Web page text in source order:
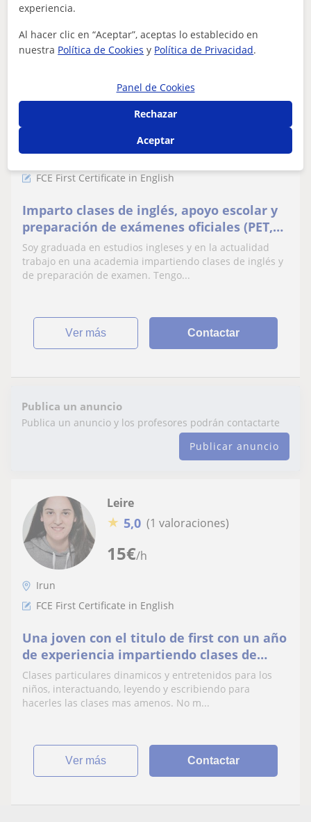
15€/h 1ª clase gratis
Irun
FCE First Certificate in English
Imparto clases de inglés, apoyo escolar y
preparación de exámenes oficiales (PET,
FCE, CAE...)
Soy graduada en estudios ingleses y en la actualidad
trabajo en una academia impartiendo clases de inglés y
de preparación de examen. Tengo...
ver más Contactar
Publica un anuncio
Publica un anuncio y los profesores podrán contactarte
Publicar anuncio
15€/h
Leire
★ 5,0 (1 valoraciones)
Irun
FCE First Certificate in English
Una joven con el titulo de first con un año
de experiencia impartiendo clases de
ingles
Clases particulares dinamicos y entretenidos para los
niños, interactuando, leyendo y escribiendo para
hacerles las clases mas amenos. No m...
ver más Contactar
experiencia.
Al hacer clic en “Aceptar”, aceptas lo establecido en
nuestra Política de Cookies y Política de Privacidad.
Panel de Cookies
Rechazar
Aceptar